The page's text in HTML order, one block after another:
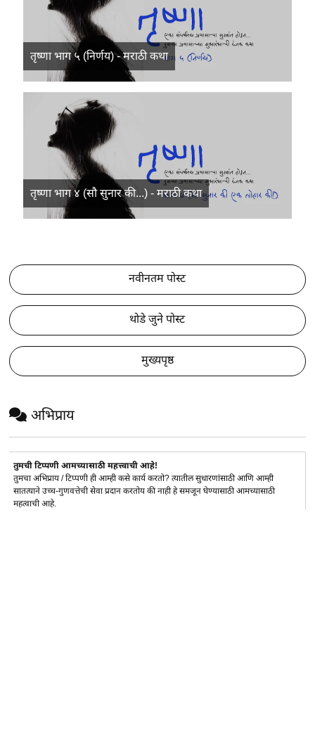
तृष्णा भाग ५ (निर्णय) - मराठी कथा
तृष्णा भाग ४ (सौ सुनार की...) - मराठी कथा
नवीनतम पोस्ट
थोडे जुने पोस्ट
मुख्यपृष्ठ
अभिप्राय
तुमची टिप्पणी आमच्यासाठी महत्त्वाची आहे!
तुमचा अभिप्राय / टिप्पणी ही आम्ही कसे कार्य करतो? त्यातील सुधारणांसाठी आणि आम्ही
सातत्याने उच्च-गुणवत्तेची सेवा प्रदान करतोय की नाही हे समजून घेण्यासाठी आमच्यासाठी
महत्वाची आहे.